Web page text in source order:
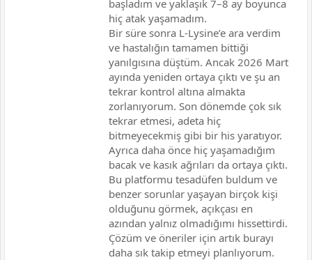
başladım ve yaklaşık 7–8 ay boyunca
hiç atak yaşamadım.
Bir süre sonra L-Lysine’e ara verdim
ve hastalığın tamamen bittiği
yanılgısına düştüm. Ancak 2026 Mart
ayında yeniden ortaya çıktı ve şu an
tekrar kontrol altına almakta
zorlanıyorum. Son dönemde çok sık
tekrar etmesi, adeta hiç
bitmeyecekmiş gibi bir his yaratıyor.
Ayrıca daha önce hiç yaşamadığım
bacak ve kasık ağrıları da ortaya çıktı.
Bu platformu tesadüfen buldum ve
benzer sorunlar yaşayan birçok kişi
olduğunu görmek, açıkçası en
azından yalnız olmadığımı hissettirdi.
Çözüm ve öneriler için artık burayı
daha sık takip etmeyi planlıyorum.